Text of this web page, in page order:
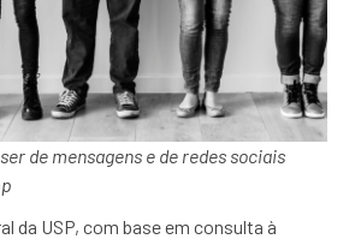
de mensagens e de redes sociais
da USP, com base em consulta à